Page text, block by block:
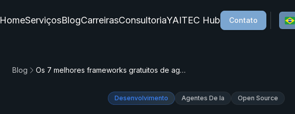
HomeServiçosBlogCarreirasConsultoriaYAITEC Hub Contato
Blog Os 7 melhores frameworks gratuitos de agentes de IA para desenvolvedores em 2026
Desenvolvimento Agentes De Ia Open Source